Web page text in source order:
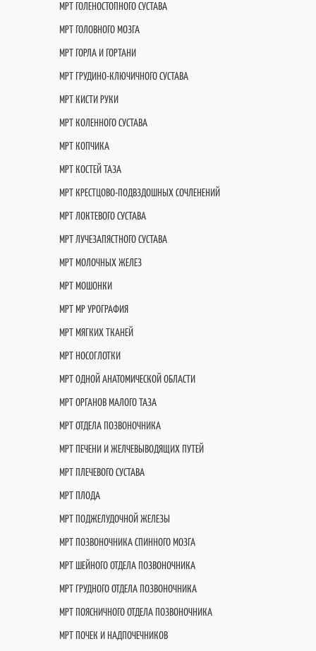
МРТ ГОЛЕНОСТОПНОГО СУСТАВА
МРТ ГОЛОВНОГО МОЗГА
МРТ ГОРЛА И ГОРТАНИ
МРТ ГРУДИНО-КЛЮЧИЧНОГО СУСТАВА
МРТ КИСТИ РУКИ
МРТ КОЛЕННОГО СУСТАВА
МРТ КОПЧИКА
МРТ КОСТЕЙ ТАЗА
МРТ КРЕСТЦОВО-ПОДВЗДОШНЫХ СОЧЛЕНЕНИЙ
МРТ ЛОКТЕВОГО СУСТАВА
МРТ ЛУЧЕЗАПЯСТНОГО СУСТАВА
МРТ МОЛОЧНЫХ ЖЕЛЕЗ
МРТ МОШОНКИ
МРТ МР УРОГРАФИЯ
МРТ МЯГКИХ ТКАНЕЙ
МРТ НОСОГЛОТКИ
МРТ ОДНОЙ АНАТОМИЧЕСКОЙ ОБЛАСТИ
МРТ ОРГАНОВ МАЛОГО ТАЗА
МРТ ОТДЕЛА ПОЗВОНОЧНИКА
МРТ ПЕЧЕНИ И ЖЕЛЧЕВЫВОДЯЩИХ ПУТЕЙ
МРТ ПЛЕЧЕВОГО СУСТАВА
МРТ ПЛОДА
МРТ ПОДЖЕЛУДОЧНОЙ ЖЕЛЕЗЫ
МРТ ПОЗВОНОЧНИКА СПИННОГО МОЗГА
МРТ ШЕЙНОГО ОТДЕЛА ПОЗВОНОЧНИКА
МРТ ГРУДНОГО ОТДЕЛА ПОЗВОНОЧНИКА
МРТ ПОЯСНИЧНОГО ОТДЕЛА ПОЗВОНОЧНИКА
МРТ ПОЧЕК И НАДПОЧЕЧНИКОВ